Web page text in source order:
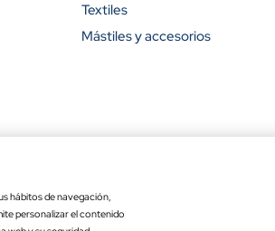
: 15 x 25
unidad
31%
Textiles
Mástiles y accesorios
hábitos de navegación,
personalizar el contenido